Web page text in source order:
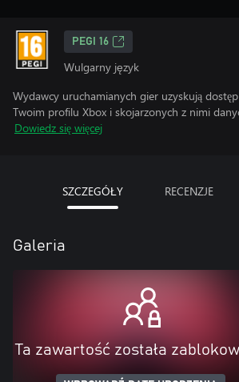
PEGI 16
Wulgarny język
Wydawcy uruchamianych gier uzyskują
Twoim profilu Xbox i skojarzonych z nimi
Dowiedz się więcej
SZCZEGÓŁY RECENZJE
Galeria
Ta zawartość została